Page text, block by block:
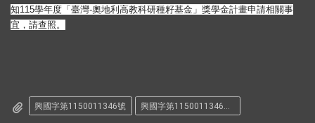
知115學年度「臺灣-奧地利高教科研種籽基金」 獎學金計畫申請相關事
宜，請查照。
興國字第1150011346號